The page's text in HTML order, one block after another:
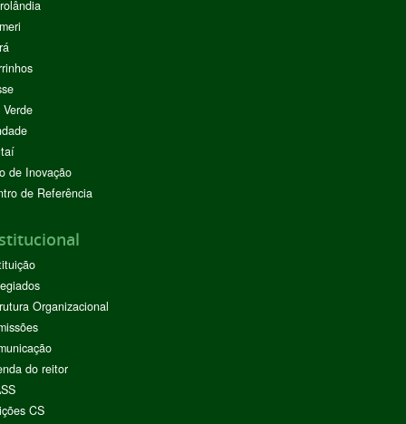
de Inovação
de Referência
Organizacional
do reitor
CS